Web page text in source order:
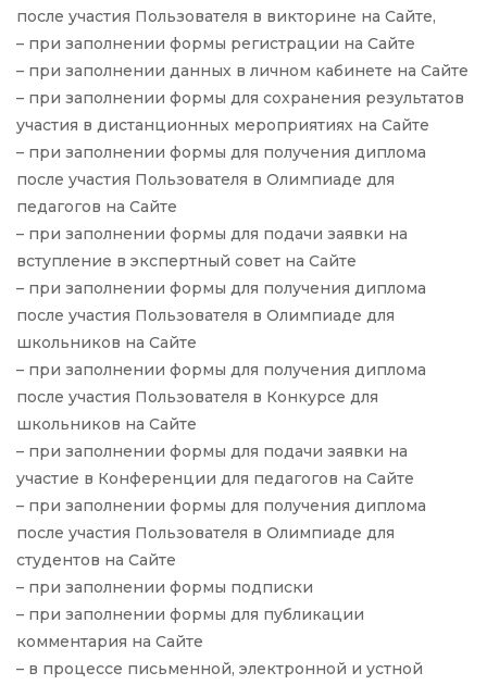
после участия Пользователя в викторине на Сайте,
– при заполнении формы регистрации на Сайте
– при заполнении данных в личном кабинете на Сайте
– при заполнении формы для сохранения результатов
участия в дистанционных мероприятиях на Сайте
– при заполнении формы для получения диплома
после участия Пользователя в Олимпиаде для
педагогов на Сайте
– при заполнении формы для подачи заявки на
вступление в экспертный совет на Сайте
– при заполнении формы для получения диплома
после участия Пользователя в Олимпиаде для
школьников на Сайте
– при заполнении формы для получения диплома
после участия Пользователя в Конкурсе для
школьников на Сайте
– при заполнении формы для подачи заявки на
участие в Конференции для педагогов на Сайте
– при заполнении формы для получения диплома
после участия Пользователя в Олимпиаде для
студентов на Сайте
– при заполнении формы подписки
– при заполнении формы для публикации
комментария на Сайте
– в процессе письменной, электронной и устной